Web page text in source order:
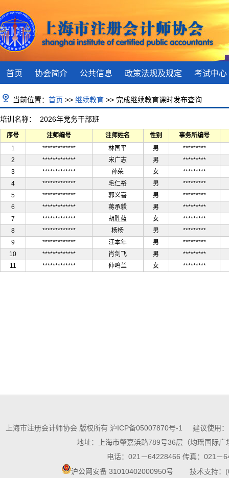
首页 协会简介 公共信息 政策法规及规定 考试中心
当前位置： 首页 >> 继续教育 >> 完成继续教育课时发布查询
培训名称： 2026年党务干部班
序号 注师编号 注师姓名 性别
事务所编号
1
************* 林国平 男
*********
2
************* 宋广志 男
*********
3
************* 孙荣 女
*********
4
************* 毛仁裕 男
*********
5
************* 郭义喜 男
*********
6
************* 蒋承毅 男
*********
7
************* 胡胜蓝 女
*********
8
************* 杨杨 男
*********
9
************* 汪本年 男
*********
10
************* 肖剑飞 男
*********
11
************* 仲鸣兰 女 *********
上海市注册会计师协会 版权所有 沪ICP备05007870号-1
建议使用：
地址：上海市肇嘉浜路789号36层（均瑶国际广
电话：021－64228466 传真：021－
沪公网安备 31010402000950号 技术支持：